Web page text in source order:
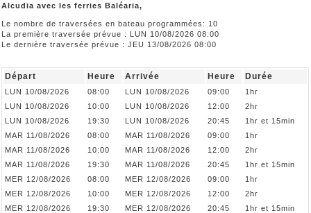
Alcudia avec les ferries Baléaria,
Le nombre de traversées en bateau programmées: 10
La première traversée prévue : LUN 10/08/2026 08:00
Le dernière traversée prévue : JEU 13/08/2026 08:00
Départ Heure Arrivée Heure Durée
LUN 10/08/2026 08:00 LUN 10/08/2026 09:00
1hr
LUN 10/08/2026
10:00 LUN 10/08/2026 12:00
2hr
LUN 10/08/2026
19:30 LUN 10/08/2026 20:45
1hr et 15min
MAR 11/08/2026
08:00 MAR 11/08/2026 09:00
1hr
MAR 11/08/2026
10:00 MAR 11/08/2026 12:00
2hr
MAR 11/08/2026
19:30 MAR 11/08/2026 20:45
1hr et 15min
MER 12/08/2026
08:00 MER 12/08/2026 09:00
1hr
MER 12/08/2026
10:00 MER 12/08/2026 12:00
2hr
MER 12/08/2026
19:30 MER 12/08/2026 20:45
1hr et 15min